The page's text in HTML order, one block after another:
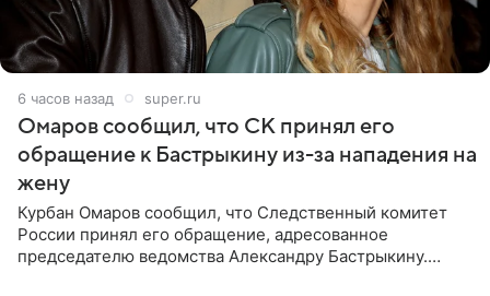
6 часов назад super.ru
Омаров сообщил, что СК принял его
обращение к Бастрыкину из-за нападения на
жену
Курбан Омаров сообщил, что Следственный комитет
России принял его обращение, адресованное
председателю ведомства Александру Бастрыкину.